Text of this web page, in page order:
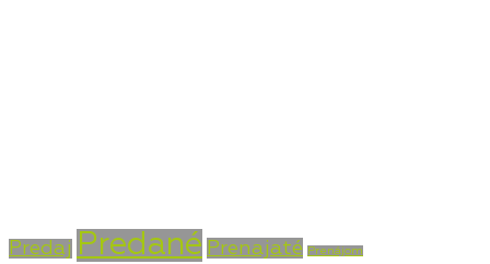
Predaj Predané Prenajaté Prenájom